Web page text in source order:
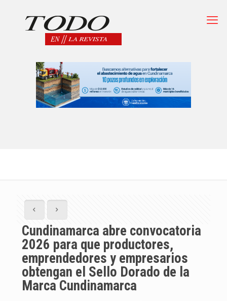
Cundinamarca abre convocatoria
2026 para que productores,
emprendedores y empresarios
obtengan el Sello Dorado de la
Marca Cundinamarca